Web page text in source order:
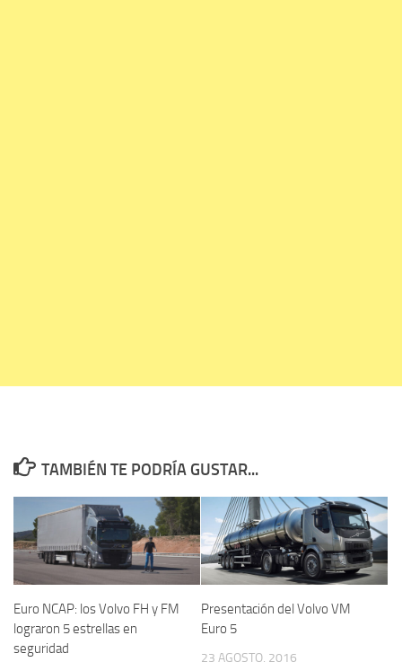
TAMBIÉN TE PODRÍA GUSTAR...
Euro NCAP: los Volvo FH y FM
lograron 5 estrellas en
seguridad
Presentación del Volvo VM
Euro 5
23 AGOSTO, 2016